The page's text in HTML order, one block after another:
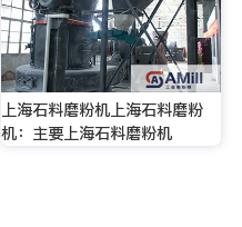
上海石料磨粉机上海石料磨粉
机：主要上海石料磨粉机